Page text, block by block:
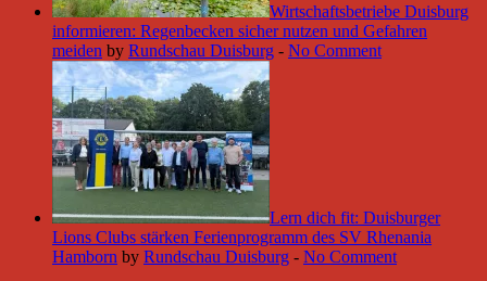
Wirtschaftsbetriebe Duisburg
informieren: Regenbecken sicher nutzen und Gefahren
meiden by Rundschau Duisburg - No Comment
Lern dich fit: Duisburger
Lions Clubs stärken Ferienprogramm des SV Rhenania
Hamborn by Rundschau Duisburg - No Comment